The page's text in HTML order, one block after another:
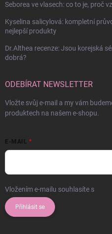
Seborea ve vlasech: co to je, proč
Kyselina salicylová: kompletní
nejlepší produkty
Dr.Althea recenze: Jsou korejská
dobrá?
ODEBÍRAT NEWSLETTER
Vložte svůj e-mail a my vám
produktech na našem e-shopu.
E-MAIL
Vložením e-mailu souhlasíte s
Přihlásit se